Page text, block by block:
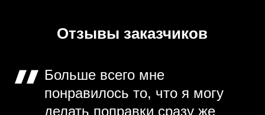
Отзывы заказчиков
Больше всего мне
понравилось то, что я могу
делать поправки сразу же